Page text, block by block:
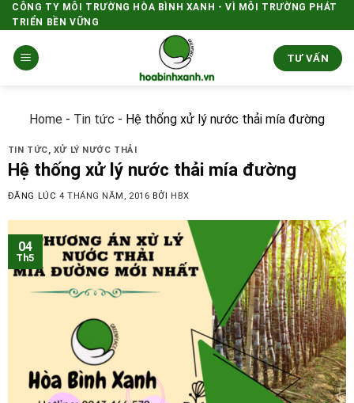
Skip
to
content
CÔNG TY MÔI TRƯỜNG HÒA BÌNH XANH - VÌ MÔI TRƯỜNG PHÁT
TRIỂN BỀN VỮNG
TƯ VẤN
Home - Tin tức - Hệ thống xử lý nước thải mía đường
TIN TỨC, XỬ LÝ NƯỚC THẢI
Hệ thống xử lý nước thải mía đường
ĐĂNG LÚC 4 THÁNG NĂM, 2016 BỞI HBX
04
Th5